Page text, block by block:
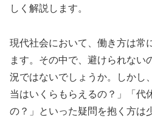
しく解説します。
現代社会において、働き方は常
ます。その中で、避けられない
況ではないでしょうか。しかし
当はいくらもらえるの？」「代
の？」といった疑問を抱く方は